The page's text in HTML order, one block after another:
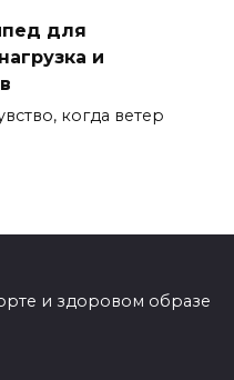
для
и
когда ветер
и здоровом образе